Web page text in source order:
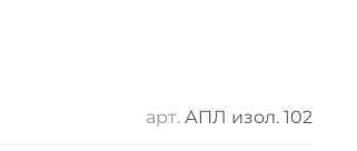
арт. АПЛ изол. 102